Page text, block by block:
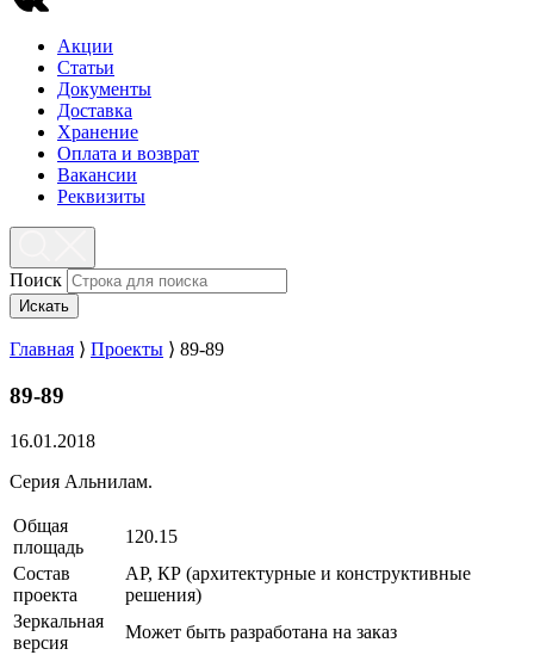
Акции
Статьи
Документы
Доставка
Хранение
Оплата и возврат
Вакансии
Реквизиты
Поиск
Искать
Главная ⟩ Проекты ⟩ 89-89
89-89
16.01.2018
Серия Альнилам.
Общая
площадь
120.15
Состав
проекта
АР, КР (архитектурные и конструктивные
решения)
Зеркальная
версия
Может быть разработана на заказ